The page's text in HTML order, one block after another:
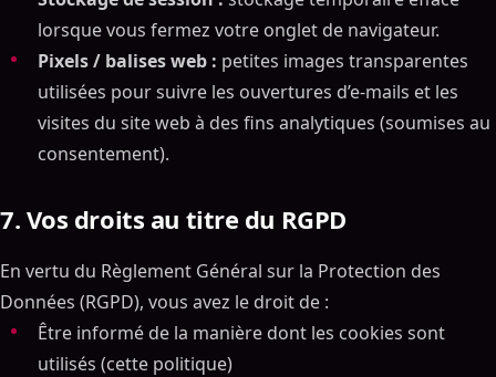
lorsque vous fermez votre onglet de navigateur.
Pixels / balises web : petites images transparentes
utilisées pour suivre les ouvertures d’e-mails et les
visites du site web à des fins analytiques (soumises au
consentement).
7. Vos droits au titre du RGPD
En vertu du Règlement Général sur la Protection des
Données (RGPD), vous avez le droit de :
Être informé de la manière dont les cookies sont
utilisés (cette politique)